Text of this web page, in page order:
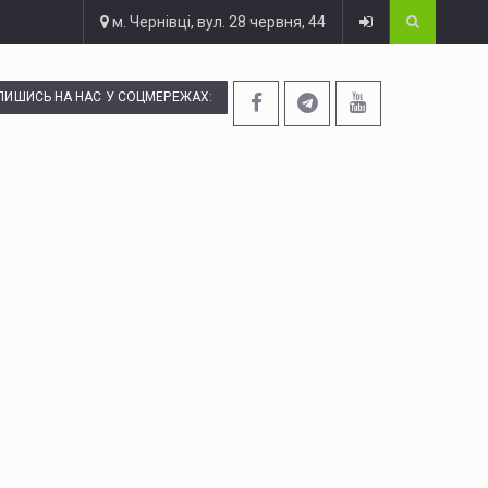
м. Чернівці, вул. 28 червня, 44
НА НАС У СОЦМЕРЕЖАХ: